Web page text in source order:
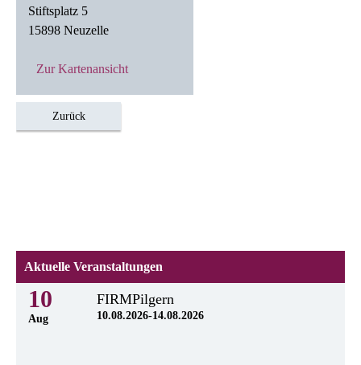
Stiftsplatz 5
15898 Neuzelle
Zur Kartenansicht
Zurück
Aktuelle Veranstaltungen
10
Aug
FIRMPilgern
10.08.2026-14.08.2026